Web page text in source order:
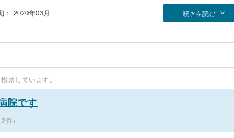
： 2020年03月 続きを読む
票しています。
院です
件）